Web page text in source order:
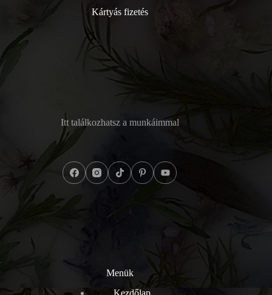
Kártyás fizetés
Itt találkozhatsz a munkáimmal
Menük
Kezdőlap